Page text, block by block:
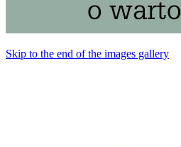
Skip to the end of the images gallery